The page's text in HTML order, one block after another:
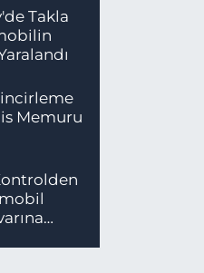
Takla
Memuru